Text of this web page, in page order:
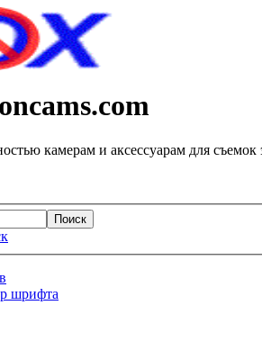
камерам и аксессуарам для съемок
шрифта